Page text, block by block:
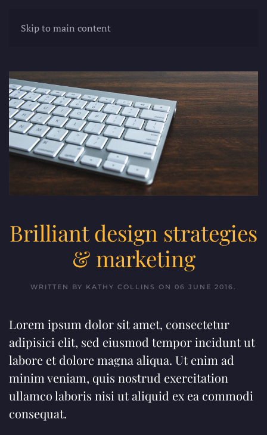
Skip to main content
Brilliant design strategies
& marketing
WRITTEN BY KATHY COLLINS ON 06 JUNE 2016.
Lorem ipsum dolor sit amet, consectetur
adipisici elit, sed eiusmod tempor incidunt ut
labore et dolore magna aliqua. Ut enim ad
minim veniam, quis nostrud exercitation
ullamco laboris nisi ut aliquid ex ea commodi
consequat.